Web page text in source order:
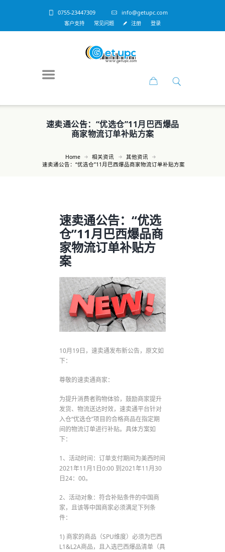
0755-23447309 info@getupc.com
客户支持 常见问题 注册 登录
速卖通公告：“优选仓”11月巴西爆品
商家物流订单补贴方案
Home 相关资讯
其他资讯
速卖通公告：“优选仓”11月巴西爆品商家物流订单补贴方案
速卖通公告：“优选
仓”11月巴西爆品商
家物流订单补贴方
案
10月19日，速卖通发布新公告，原文如
下：
尊敬的速卖通商家：
为提升消费者购物体验，鼓励商家提升
发货、物流送达时效，速卖通平台针对
入仓“优选仓”项目的合格商品在指定期
间的物流订单进行补贴。具体方案如
下：
1、活动时间：订单支付期间为美西时间
2021年11月1日0:00 到2021年11月30
日24：00。
2、活动对象：符合补贴条件的中国商
家，且该等中国商家必须满足下列条
件：
1) 商家的商品（SPU维度）必须为巴西
L1&L2A商品，且入选巴西爆品清单（具